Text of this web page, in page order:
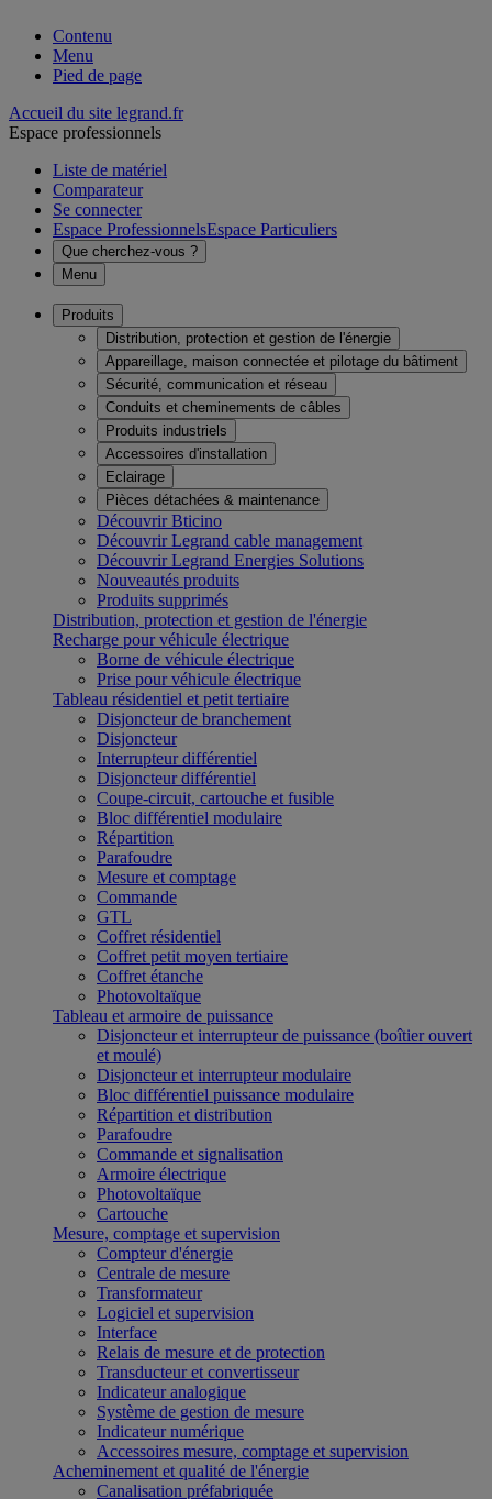
Contenu
Menu
Pied de page
Accueil du site legrand.fr
Espace professionnels
Liste de matériel
Comparateur
Se connecter
Espace ProfessionnelsEspace Particuliers
Que cherchez-vous ?
Menu
Produits
Distribution, protection et gestion de l'énergie
Appareillage, maison connectée et pilotage du bâtiment
Sécurité, communication et réseau
Conduits et cheminements de câbles
Produits industriels
Accessoires d'installation
Eclairage
Pièces détachées & maintenance
Découvrir Bticino
Découvrir Legrand cable management
Découvrir Legrand Energies Solutions
Nouveautés produits
Produits supprimés
Distribution, protection et gestion de l'énergie
Recharge pour véhicule électrique
Borne de véhicule électrique
Prise pour véhicule électrique
Tableau résidentiel et petit tertiaire
Disjoncteur de branchement
Disjoncteur
Interrupteur différentiel
Disjoncteur différentiel
Coupe-circuit, cartouche et fusible
Bloc différentiel modulaire
Répartition
Parafoudre
Mesure et comptage
Commande
GTL
Coffret résidentiel
Coffret petit moyen tertiaire
Coffret étanche
Photovoltaïque
Tableau et armoire de puissance
Disjoncteur et interrupteur de puissance (boîtier ouvert
et moulé)
Disjoncteur et interrupteur modulaire
Bloc différentiel puissance modulaire
Répartition et distribution
Parafoudre
Commande et signalisation
Armoire électrique
Photovoltaïque
Cartouche
Mesure, comptage et supervision
Compteur d'énergie
Centrale de mesure
Transformateur
Logiciel et supervision
Interface
Relais de mesure et de protection
Transducteur et convertisseur
Indicateur analogique
Système de gestion de mesure
Indicateur numérique
Accessoires mesure, comptage et supervision
Acheminement et qualité de l'énergie
Canalisation préfabriquée